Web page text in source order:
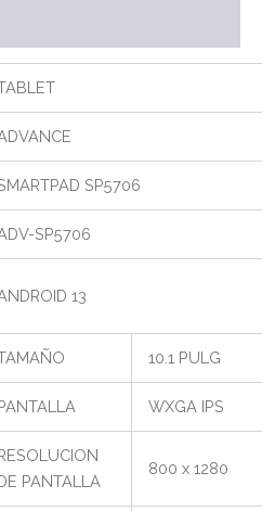
SP5706
SP5706
13
10.1 PULG
PANTALLA WXGA IPS
RESOLUCION
DE PANTALLA
800 x 1280